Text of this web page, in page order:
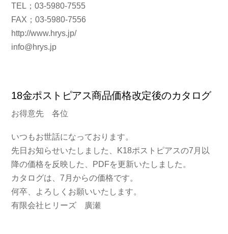
TEL；03-5980-7555
FAX；03-5980-7556
http://www.hrys.jp/
info@hrys.jp
18金ポストピアス商品価格改定後のカタログ
お得意先 各位
いつもお世話になっております。
先日お知らせいたしました、K18ポストピアスの7月以
降の価格を反映した、PDFを更新いたしました。
カタログは、7月からの価格です。
何卒、よろしくお願いいたします。
有限会社ヒリーズ 廣瀬